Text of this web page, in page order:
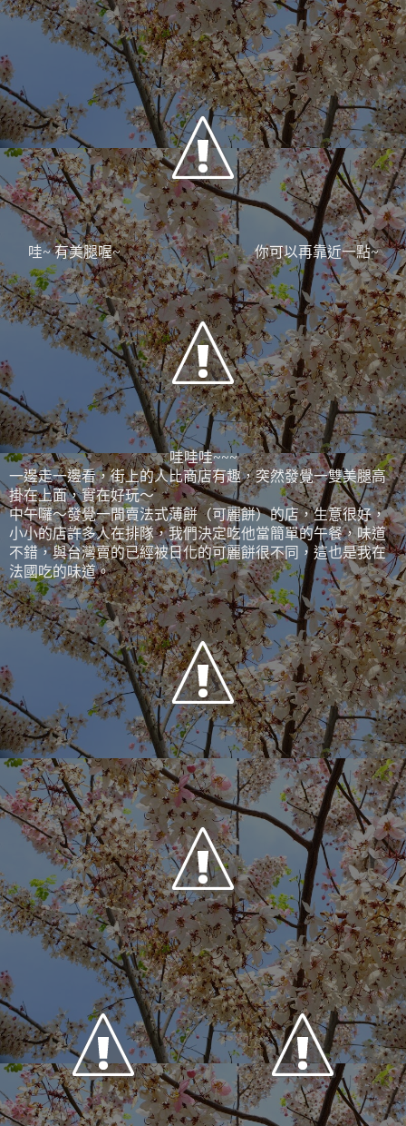
哇~ 有美腿喔~ 你可以再靠近一點~
哇哇哇~~~
一邊走一邊看，街上的人比商店有趣，突然發覺一雙美腿高
掛在上面，實在好玩～
中午囉～發覺一間賣法式薄餅（可麗餅）的店，生意很好，
小小的店許多人在排隊，我們決定吃他當簡單的午餐，味道
不錯，與台灣賣的已經被日化的可麗餅很不同，這也是我在
法國吃的味道。